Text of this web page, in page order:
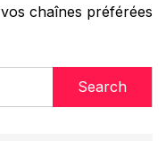
vos chaînes préférées
Search